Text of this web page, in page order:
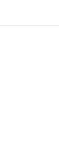
Нет, спасибо